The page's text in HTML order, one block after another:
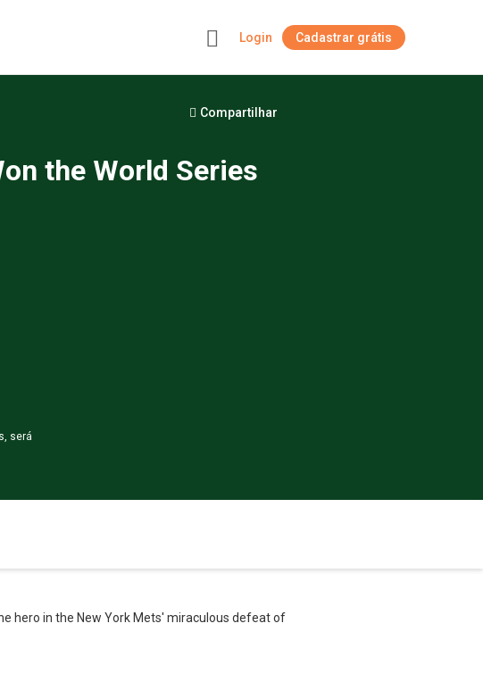
Login Cadastrar grátis
Compartilhar
the World Series
será
hero in the New York Mets' miraculous defeat of